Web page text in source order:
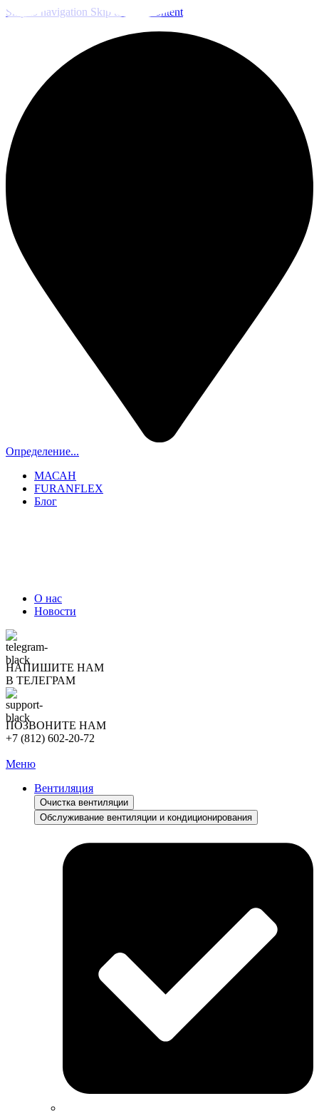
Skip to navigation Skip to main content
Определение...
МАСАН
FURANFLEX
Блог
О нас
Новости
НАПИШИТЕ НАМ
В ТЕЛЕГРАМ
ПОЗВОНИТЕ НАМ
+7 (812) 602-20-72
Меню
Вентиляция
Очистка вентиляции
Обслуживание вентиляции и кондиционирования